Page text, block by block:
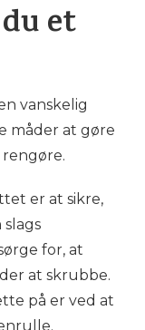
et
vanskelig
måder at gøre
er at sikre,
for, at
at skrubbe.
på er ved at